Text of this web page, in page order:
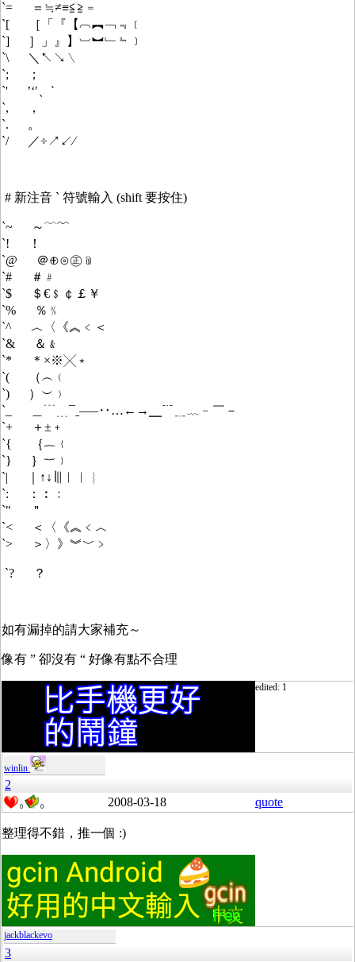
`= ＝≒≠≡≦≧﹦
`[ ［「『【︹︻﹁﹃﹝
`] ］」』】︺︼﹂﹄﹞
`\ ＼↖↘﹨
`; ；
`' ’‘′、‵
`, ，
`. 。
`/ ／÷↗↙∕
# 新注音 ` 符號輸入 (shift 要按住)
`~ ～﹋﹌
`! ！
`@ ＠⊕⊙㊣﹫
`# ＃﹟
`$ ＄€﹩￠￡￥
`% ％﹪
`^ ︿〈《︽﹤＜
`& ＆﹠
`* ＊×※╳﹡
`( （︵﹙
`) ）︶﹚
`_ ＿﹉﹍¯ˍ–—‥…←→╴﹊﹎﹏﹣￣－
`+ ＋±﹢
`{ ｛︷﹛
`} ｝︸﹜
`| ｜↑↓∣∥︱︳︴
`: ：︰﹕
`" ＂
`< ＜〈《︽﹤︿
`> ＞〉》︾﹀﹥
`? ？
如有漏掉的請大家補充～
像有 ” 卻沒有 “ 好像有點不合理
edited: 1
winlin
2
0 0 2008-03-18 quote
整理得不錯，推一個 :)
jackblackevo
3